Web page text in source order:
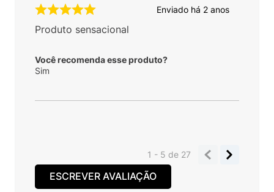
Enviado há 2 anos
Produto sensacional
Você recomenda esse produto?
Sim
1 - 5de 27
ESCREVER AVALIAÇÃO